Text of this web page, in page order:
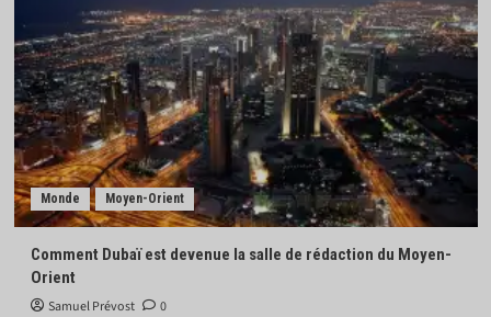
Monde Moyen-Orient
Comment Dubaï est devenue la salle de rédaction du Moyen-
Orient
Samuel Prévost 0